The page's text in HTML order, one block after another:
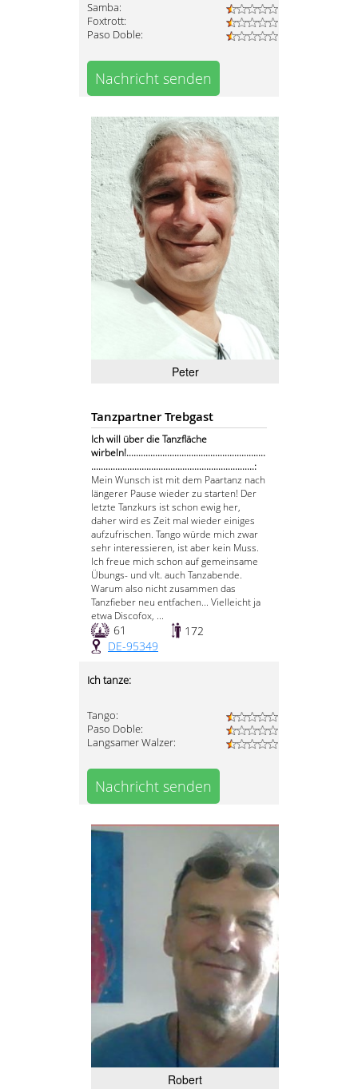
Samba:
Foxtrott:
Paso Doble:
Nachricht senden
Peter
Tanzpartner Trebgast
Ich will über die Tanzfläche
wirbeln!..........................................................
....................................................................:
Mein Wunsch ist mit dem Paartanz nach
längerer Pause wieder zu starten! Der
letzte Tanzkurs ist schon ewig her,
daher wird es Zeit mal wieder einiges
aufzufrischen. Tango würde mich zwar
sehr interessieren, ist aber kein Muss.
Ich freue mich schon auf gemeinsame
Übungs- und vlt. auch Tanzabende.
Warum also nicht zusammen das
Tanzfieber neu entfachen... Vielleicht ja
etwa Discofox, ...
61
172
DE-95349
Ich tanze:
Tango:
Paso Doble:
Langsamer Walzer:
Nachricht senden
Robert